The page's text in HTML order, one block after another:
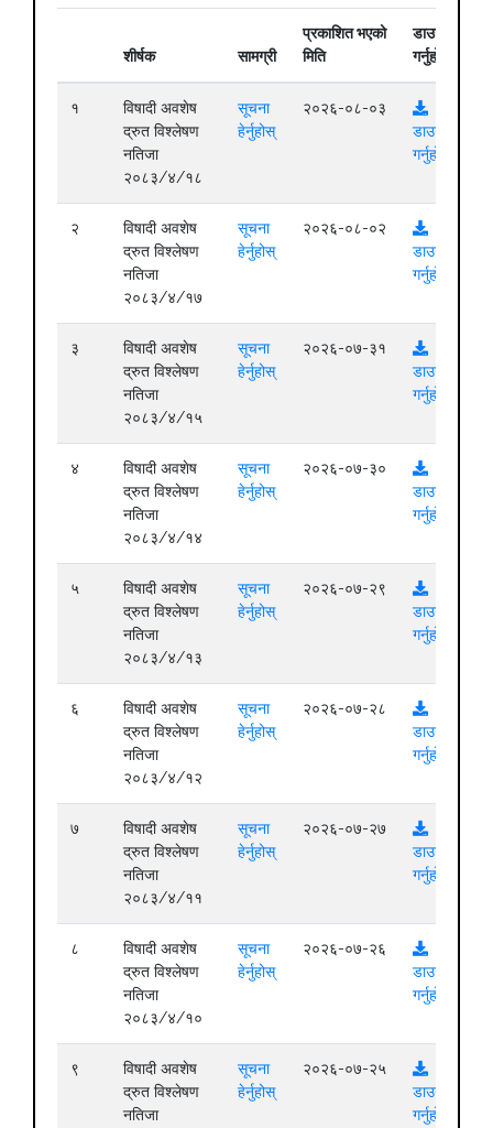
शीर्षक सामग्री
प्रकाशित भएको
मिति
डाउनलोड
गर्नुहोस्
१
विषादी अवशेष
द्रुत विश्लेषण
नतिजा
२०८३/४/१८
सूचना
हेर्नुहोस्
२०२६-०८-०३
डाउनलोड
गर्नुहोस्
२
विषादी अवशेष
द्रुत विश्लेषण
नतिजा
२०८३/४/१७
सूचना
हेर्नुहोस्
२०२६-०८-०२
डाउनलोड
गर्नुहोस्
३
विषादी अवशेष
द्रुत विश्लेषण
नतिजा
२०८३/४/१५
सूचना
हेर्नुहोस्
२०२६-०७-३१
डाउनलोड
गर्नुहोस्
४
विषादी अवशेष
द्रुत विश्लेषण
नतिजा
२०८३/४/१४
सूचना
हेर्नुहोस्
२०२६-०७-३०
डाउनलोड
गर्नुहोस्
५
विषादी अवशेष
द्रुत विश्लेषण
नतिजा
२०८३/४/१३
सूचना
हेर्नुहोस्
२०२६-०७-२९
डाउनलोड
गर्नुहोस्
६
विषादी अवशेष
द्रुत विश्लेषण
नतिजा
२०८३/४/१२
सूचना
हेर्नुहोस्
२०२६-०७-२८
डाउनलोड
गर्नुहोस्
७
विषादी अवशेष
द्रुत विश्लेषण
नतिजा
२०८३/४/११
सूचना
हेर्नुहोस्
२०२६-०७-२७
डाउनलोड
गर्नुहोस्
८
विषादी अवशेष
द्रुत विश्लेषण
नतिजा
२०८३/४/१०
सूचना
हेर्नुहोस्
२०२६-०७-२६
डाउनलोड
गर्नुहोस्
९
विषादी अवशेष
द्रुत विश्लेषण
नतिजा
सूचना
हेर्नुहोस्
२०२६-०७-२५
डाउनलोड
गर्नुहोस्